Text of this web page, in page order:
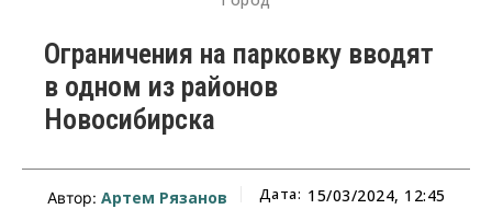
Ограничения на парковку вводят
в одном из районов
Новосибирска
Автор: Артем Рязанов Дата: 15/03/2024, 12:45